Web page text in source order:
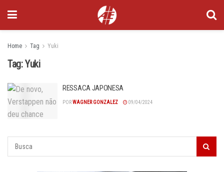
Home Tag Yuki
Tag:Yuki
RESSACA JAPONESA
PORWAGNER GONZALEZ 09/04/2024